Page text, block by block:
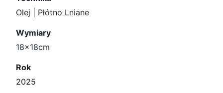
Olej | Płótno Lniane
Wymiary
18x18cm
Rok
2025